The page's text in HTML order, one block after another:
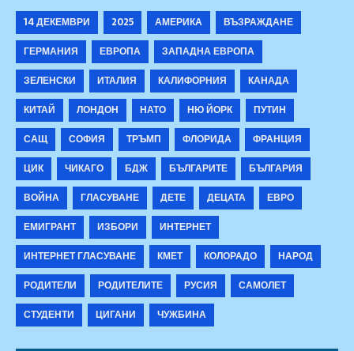
14 ДЕКЕМВРИ 2025 АМЕРИКА
ВЪЗРАЖДАНЕ
ГЕРМАНИЯ
ЕВРОПА
ЗАПАДНА ЕВРОПА
ЗЕЛЕНСКИ
ИТАЛИЯ КАЛИФОРНИЯ
КАНАДА
КИТАЙ
ЛОНДОН НАТО НЮ ЙОРК
ПУТИН
САЩ
СОФИЯ ТРЪМП ФЛОРИДА
ФРАНЦИЯ
ЦИК
ЧИКАГО БДЖ БЪЛГАРИТЕ
БЪЛГАРИЯ
ВОЙНА
ГЛАСУВАНЕ ДЕТЕ ДЕЦАТА
ЕВРО
ЕМИГРАНТ
ИЗБОРИ
ИНТЕРНЕТ
ИНТЕРНЕТ ГЛАСУВАНЕ
КМЕТ КОЛОРАДО
НАРОД
РОДИТЕЛИ
РОДИТЕЛИТЕ РУСИЯ
САМОЛЕТ
СТУДЕНТИ
ЦИГАНИ ЧУЖБИНА